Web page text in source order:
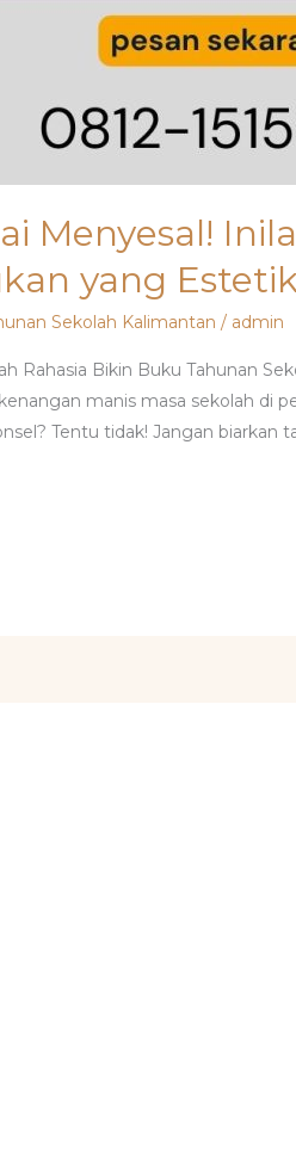
Menyesal!
yang
Sekolah Kalimantan / admin
Rahasia Bikin Buku Tahunan
manis masa sekolah di
Tentu tidak! Jangan biarkan